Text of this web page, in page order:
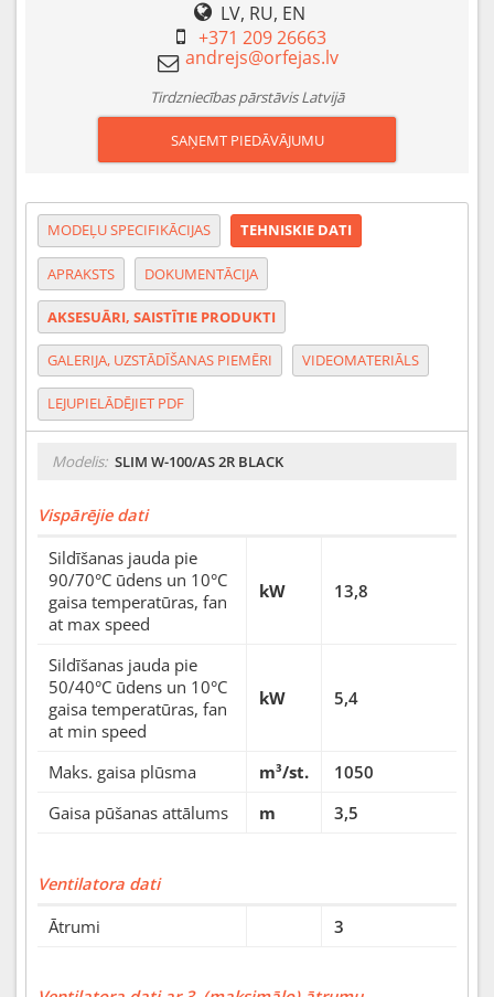
LV, RU, EN
+371 209 26663
Tirdzniecības pārstāvis Latvijā
SAŅEMT PIEDĀVĀJUMU
MODEĻU SPECIFIKĀCIJAS TEHNISKIE DATI
APRAKSTS DOKUMENTĀCIJA
AKSESUĀRI, SAISTĪTIE PRODUKTI
GALERIJA, UZSTĀDĪŠANAS PIEMĒRI VIDEOMATERIĀLS
LEJUPIELĀDĒJIET PDF
Modelis: SLIM W-100/AS 2R BLACK
Vispārējie dati
Sildīšanas jauda pie
90/70°C ūdens un 10°C
gaisa temperatūras, fan
at max speed
kW 13,8
Sildīšanas jauda pie
50/40°C ūdens un 10°C
gaisa temperatūras, fan
at min speed
kW 5,4
Maks. gaisa plūsma m³/st.
1050
Gaisa pūšanas attālums
m 3,5
Ventilatora dati
Ātrumi
3